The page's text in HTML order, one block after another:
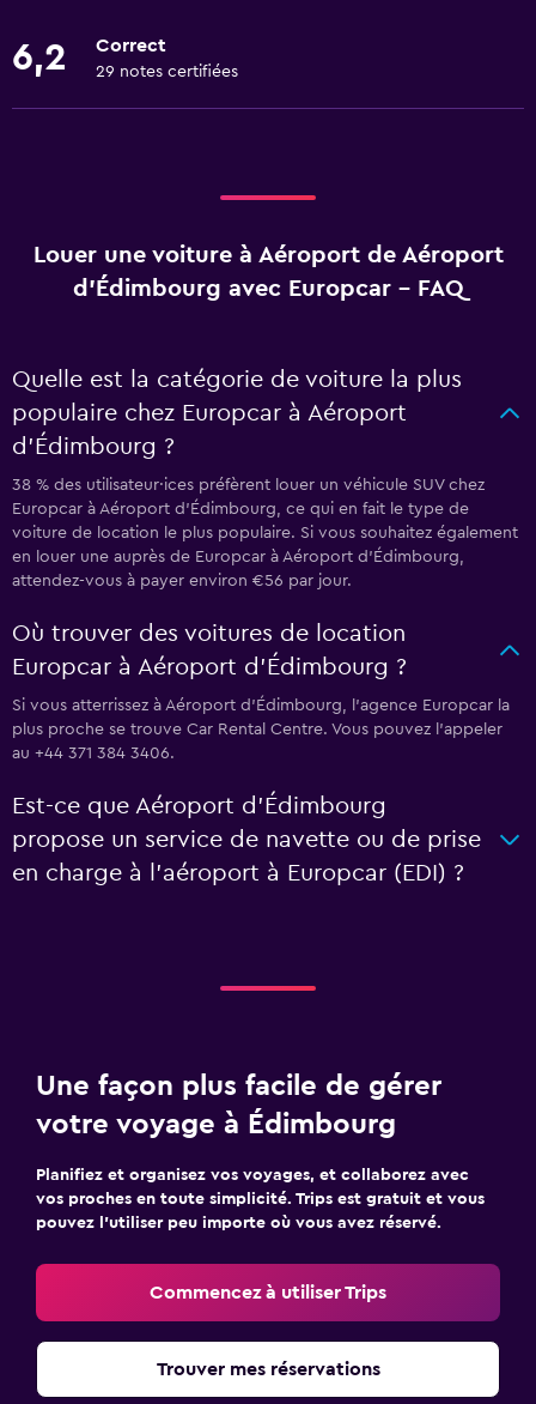
6,2 Correct
29 notes certifiées
Louer une voiture à Aéroport de Aéroport
d'Édimbourg avec Europcar - FAQ
Quelle est la catégorie de voiture la plus
populaire chez Europcar à Aéroport
d'Édimbourg ?
38 % des utilisateur·ices préfèrent louer un véhicule SUV chez
Europcar à Aéroport d'Édimbourg, ce qui en fait le type de
voiture de location le plus populaire. Si vous souhaitez également
en louer une auprès de Europcar à Aéroport d'Édimbourg,
attendez-vous à payer environ €56 par jour.
Où trouver des voitures de location
Europcar à Aéroport d'Édimbourg ?
Si vous atterrissez à Aéroport d'Édimbourg, l’agence Europcar la
plus proche se trouve Car Rental Centre. Vous pouvez l’appeler
au +44 371 384 3406.
Est-ce que Aéroport d'Édimbourg
propose un service de navette ou de prise
en charge à l’aéroport à Europcar (EDI) ?
Une façon plus facile de gérer
votre voyage à Édimbourg
Planifiez et organisez vos voyages, et collaborez avec
vos proches en toute simplicité. Trips est gratuit et vous
pouvez l’utiliser peu importe où vous avez réservé.
Commencez à utiliser Trips
Trouver mes réservations